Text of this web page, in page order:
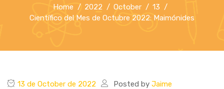
Home 2022 October
13
Científico del Mes de Octubre 2022: Maimónides
13 de October de 2022 Posted by Jaime